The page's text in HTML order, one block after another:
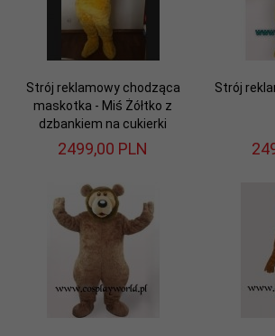
Strój reklamowy chodząca
maskotka - Miś Żółtko z
dzbankiem na cukierki
2499,00 PLN
Strój